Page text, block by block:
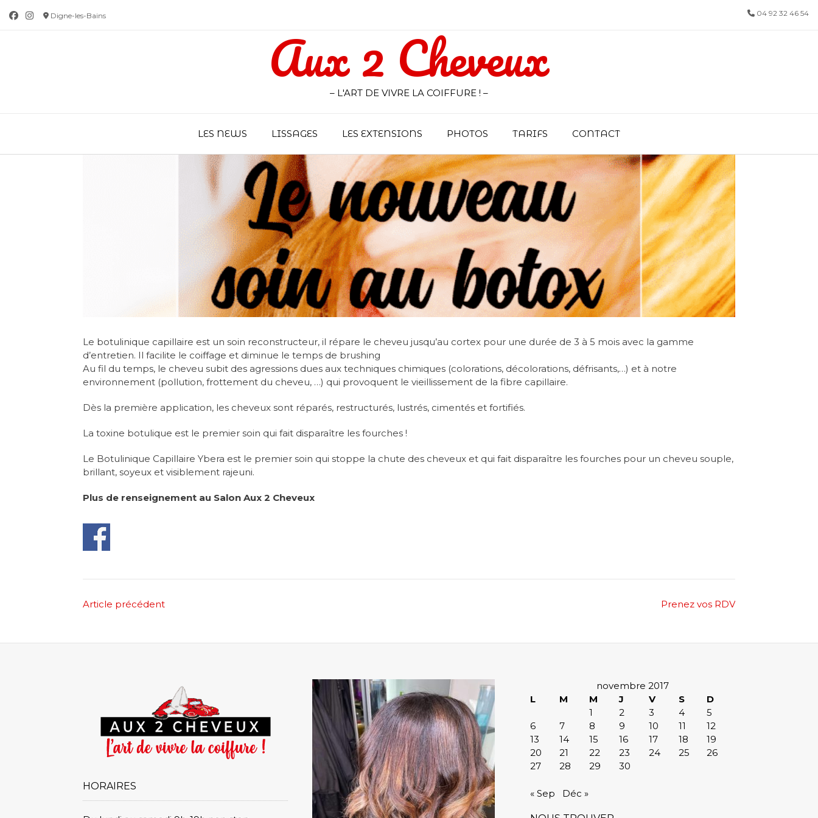
Digne-les-Bains 04 92 32 46 54
Aux 2 Cheveux
– L'ART DE VIVRE LA COIFFURE ! –
LES NEWS LISSAGES LES EXTENSIONS PHOTOS TARIFS CONTACT
Le botulinique capillaire est un soin reconstructeur, il répare le cheveu jusqu’au cortex pour une durée de 3 à 5 mois avec la gamme
d’entretien. Il facilite le coiffage et diminue le temps de brushing
Au fil du temps, le cheveu subit des agressions dues aux techniques chimiques (colorations, décolorations, défrisants,…) et à notre
environnement (pollution, frottement du cheveu, …) qui provoquent le vieillissement de la fibre capillaire.
Dès la première application, les cheveux sont réparés, restructurés, lustrés, cimentés et fortifiés.
La toxine botulique est le premier soin qui fait disparaître les fourches !
Le Botulinique Capillaire Ybera est le premier soin qui stoppe la chute des cheveux et qui fait disparaître les fourches pour un cheveu souple,
brillant, soyeux et visiblement rajeuni.
Plus de renseignement au Salon Aux 2 Cheveux
Post
Article précédent Prenez vos RDV
HORAIRES
novembre 2017
L
M M J V S
D
1
2 3 4
5
6
7 8 9 10 11
12
13
14 15 16 17 18
19
20
21 22 23 24 25
26
27
28 29 30
« Sep Déc »